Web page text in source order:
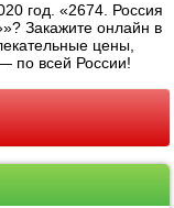
год. «2674. Россия
Закажите онлайн в
цены,
по всей России!